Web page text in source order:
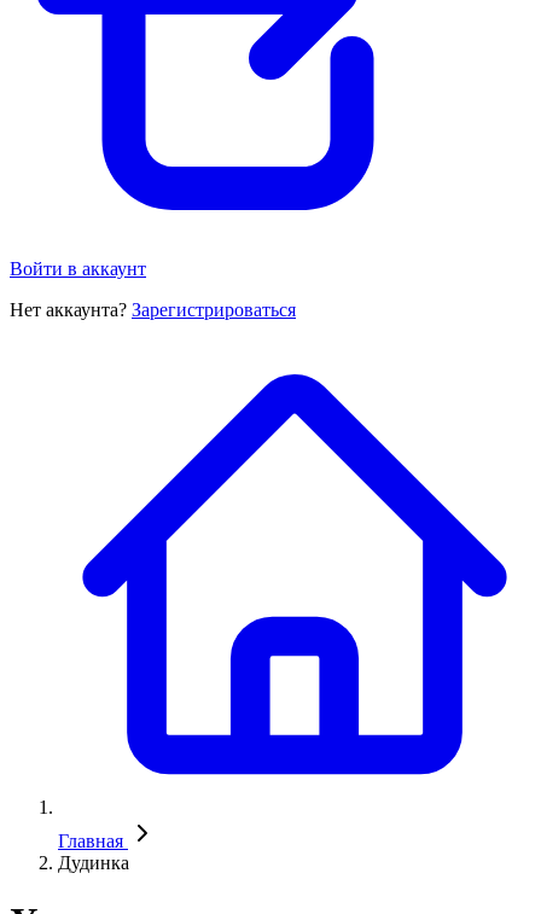
Войти в аккаунт
Нет аккаунта? Зарегистрироваться
Главная
Дудинка